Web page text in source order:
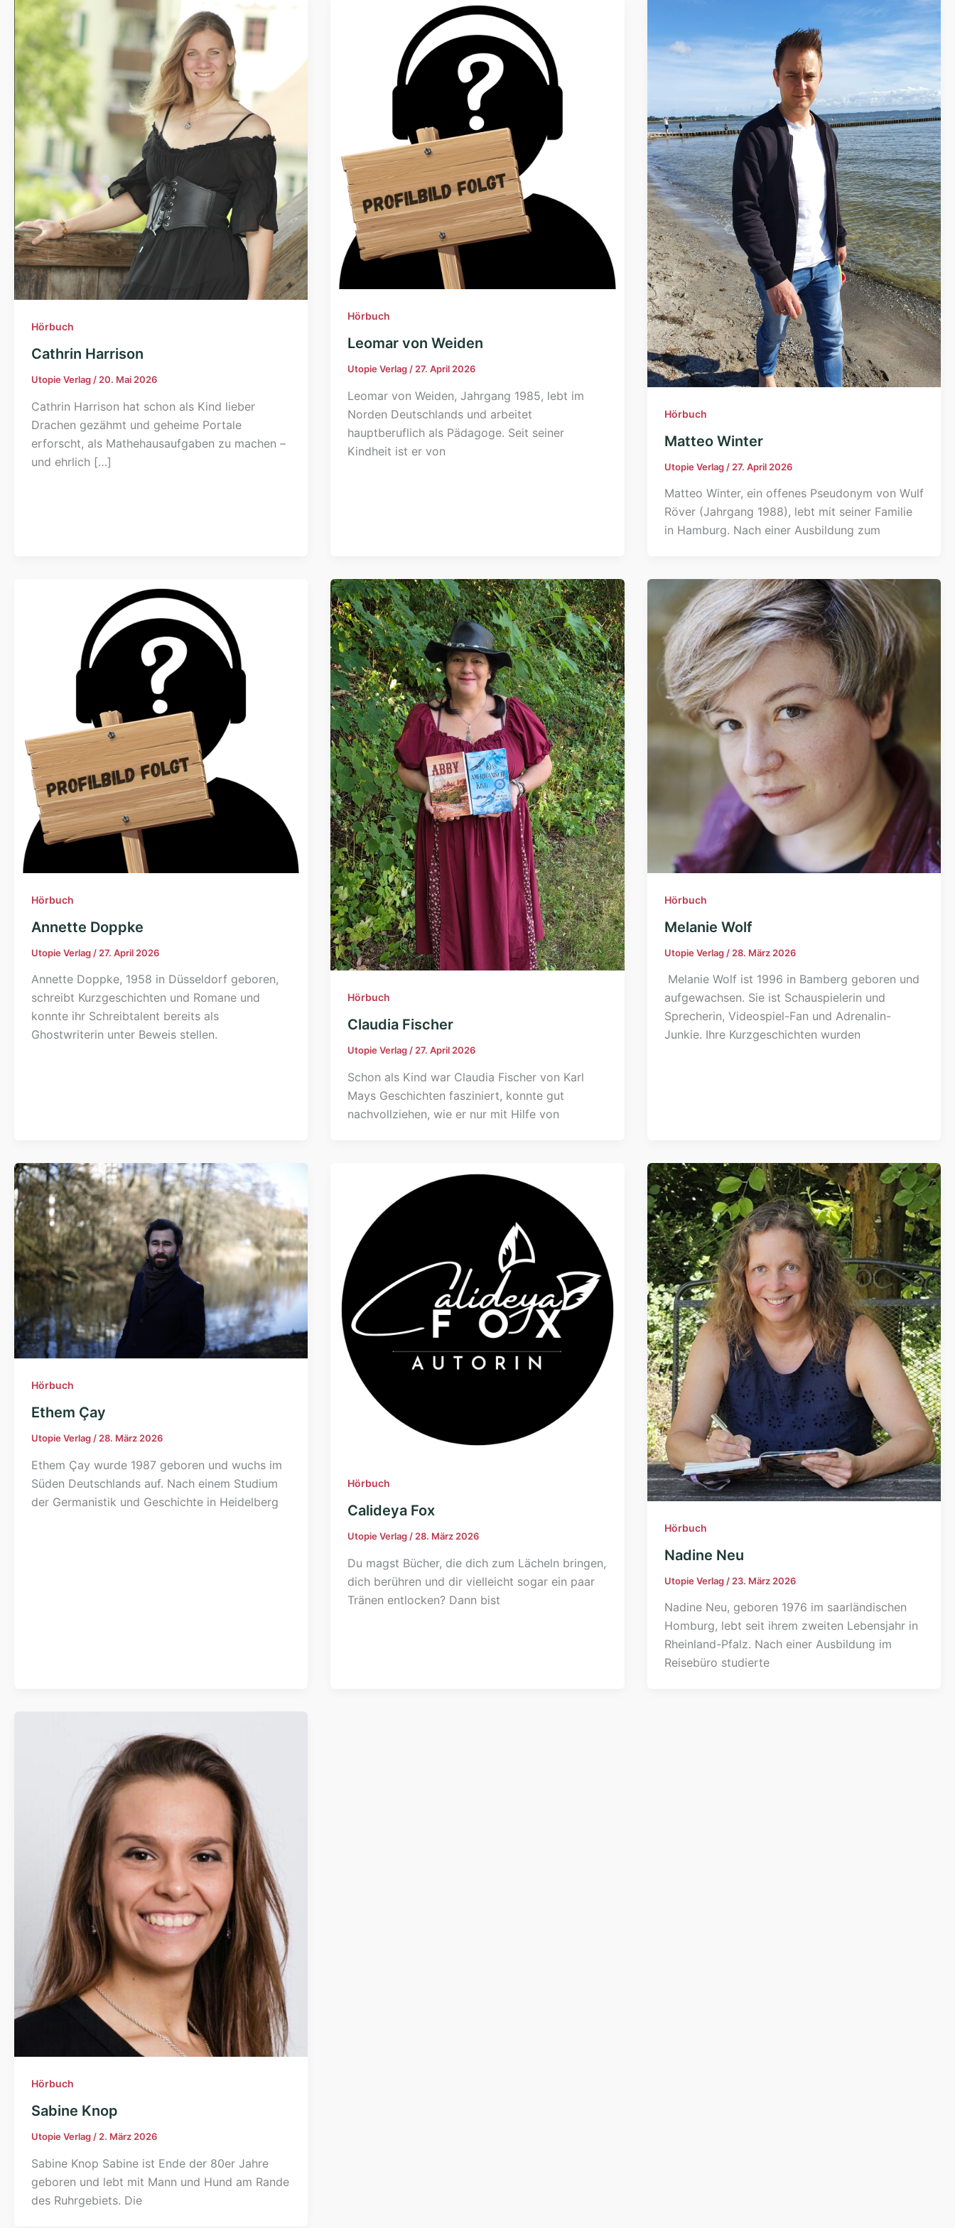
Hörbuch
Cathrin Harrison
Utopie Verlag/20. Mai 2026
Cathrin Harrison hat schon als Kind lieber
Drachen gezähmt und geheime Portale
erforscht, als Mathehausaufgaben zu machen –
und ehrlich […]
Hörbuch
Leomar von Weiden
Utopie Verlag / 27. April 2026
Leomar von Weiden, Jahrgang 1985, lebt im
Norden Deutschlands und arbeitet
hauptberuflich als Pädagoge. Seit seiner
Kindheit ist er von
Hörbuch
Matteo Winter
Utopie Verlag / 27. April 2026
Matteo Winter, ein offenes Pseudonym von Wulf
Röver (Jahrgang 1988), lebt mit seiner Familie
in Hamburg. Nach einer Ausbildung zum
Hörbuch
Annette Doppke
Utopie Verlag / 27. April 2026
Annette Doppke, 1958 in Düsseldorf geboren,
schreibt Kurzgeschichten und Romane und
konnte ihr Schreibtalent bereits als
Ghostwriterin unter Beweis stellen.
Hörbuch
Claudia Fischer
Utopie Verlag/27. April 2026
Schon als Kind war Claudia Fischer von Karl
Mays Geschichten fasziniert, konnte gut
nachvollziehen, wie er nur mit Hilfe von
Hörbuch
Melanie Wolf
Utopie Verlag / 28. März 2026
Melanie Wolf ist 1996 in Bamberg geboren und
aufgewachsen. Sie ist Schauspielerin und
Sprecherin, Videospiel-Fan und Adrenalin-
Junkie. Ihre Kurzgeschichten wurden
Hörbuch
Ethem Çay
Utopie Verlag/28. März 2026
Ethem Çay wurde 1987 geboren und wuchs im
Süden Deutschlands auf. Nach einem Studium
der Germanistik und Geschichte in Heidelberg
Hörbuch
Calideya Fox
Utopie Verlag / 28. März 2026
Du magst Bücher, die dich zum Lächeln bringen,
dich berühren und dir vielleicht sogar ein paar
Tränen entlocken? Dann bist
Hörbuch
Nadine Neu
Utopie Verlag / 23. März 2026
Nadine Neu, geboren 1976 im saarländischen
Homburg, lebt seit ihrem zweiten Lebensjahr in
Rheinland-Pfalz. Nach einer Ausbildung im
Reisebüro studierte
Hörbuch
Sabine Knop
Utopie Verlag / 2. März 2026
Sabine Knop Sabine ist Ende der 80er Jahre
geboren und lebt mit Mann und Hund am Rande
des Ruhrgebiets. Die